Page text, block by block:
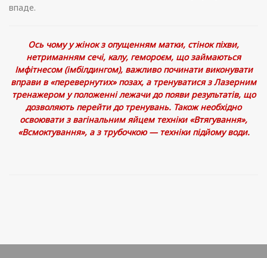
впаде.
Ось чому у жінок з опущенням матки, стінок піхви,
нетриманням сечі, калу, гемороєм, що займаються
Імфітнесом (імбілдингом), важливо починати виконувати
вправи в «перевернутих» позах, а тренуватися з Лазерним
тренажером у положенні лежачи до появи результатів, що
дозволяють перейти до тренувань. Також необхідно
освоювати з вагінальним яйцем техніки «Втягування»,
«Всмоктування», а з трубочкою — техніки підйому води.